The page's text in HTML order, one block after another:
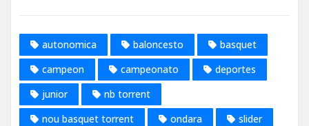
autonomica baloncesto
basquet
campeon
campeonato
deportes
junior
nb torrent
nou basquet torrent
ondara
slider